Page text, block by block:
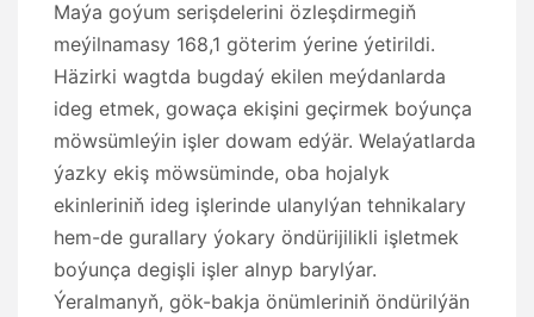
Maýa goýum serişdelerini özleşdirmegiň
meýilnamasy 168,1 göterim ýerine ýetirildi.
Häzirki wagtda bugdaý ekilen meýdanlarda
ideg etmek, gowaça ekişini geçirmek boýunça
möwsümleýin işler dowam edýär. Welaýatlarda
ýazky ekiş möwsüminde, oba hojalyk
ekinleriniň ideg işlerinde ulanylýan tehnikalary
hem-de gurallary ýokary öndürijilikli işletmek
boýunça degişli işler alnyp barylýar.
Ýeralmanyň, gök-bakja önümleriniň öndürilýän